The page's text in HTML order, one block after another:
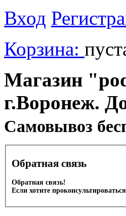
Вход
Корзина:
Магазин
г.Воронеж.
Cамовывоз
Обратная связь
Обратная связь!
Если хотите